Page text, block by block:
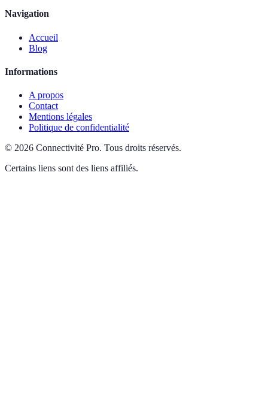
Navigation
Accueil
Blog
Informations
A propos
Contact
Mentions légales
Politique de confidentialité
© 2026 Connectivité Pro. Tous droits réservés.
Certains liens sont des liens affiliés.